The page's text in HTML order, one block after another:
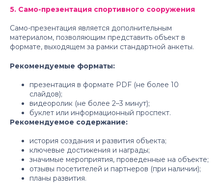
5. Само-презентация спортивного сооружения
Само-презентация является дополнительным
материалом, позволяющим представить объект в
формате, выходящем за рамки стандартной анкеты.
Рекомендуемые форматы:
презентация в формате PDF (не более 10
слайдов);
видеоролик (не более 2–3 минут);
буклет или информационный проспект.
Рекомендуемое содержание:
история создания и развития объекта;
ключевые достижения и награды;
значимые мероприятия, проведенные на объекте;
отзывы посетителей и партнеров (при наличии);
планы развития.